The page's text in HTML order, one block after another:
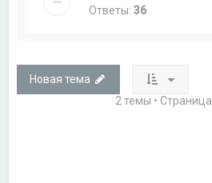
Ответы:36
Новая тема
2 темы • Страница